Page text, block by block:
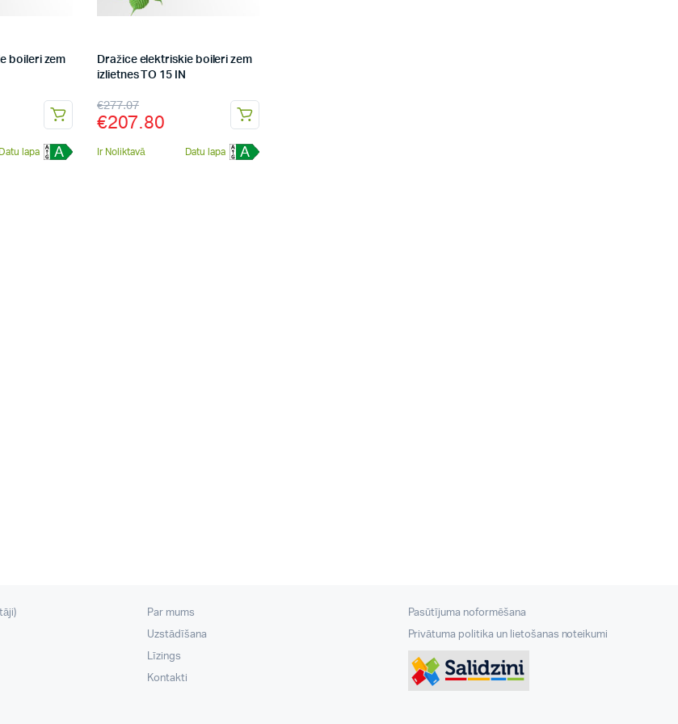
boileri zem
Datu lapa A
Dražice elektriskie boileri zem
izlietnes TO 15 IN
€277.07
€207.80
Ir Noliktavā Datu lapa A
Par mums
Uzstādīšana
Līzings
Kontakti
Pasūtījuma noformēšana
Privātuma politika un lietošanas noteikumi